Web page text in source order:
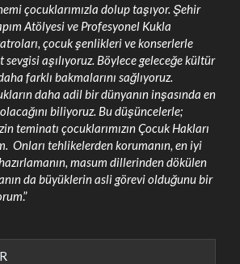
çocuklarımızla dolup taşıyor. Şehir
Atölyesi ve Profesyonel Kukla
çocuk şenlikleri ve konserlerle
sevgisi aşılıyoruz. Böylece geleceğe kültür
farklı bakmalarını sağlıyoruz.
daha adil bir dünyanın inşasında en
biliyoruz. Bu düşüncelerle;
teminatı çocuklarımızın Çocuk Hakları
Onları tehlikelerden korumanın, en iyi
masum dillerinden dökülen
da büyüklerin asli görevi olduğunu bir
.”